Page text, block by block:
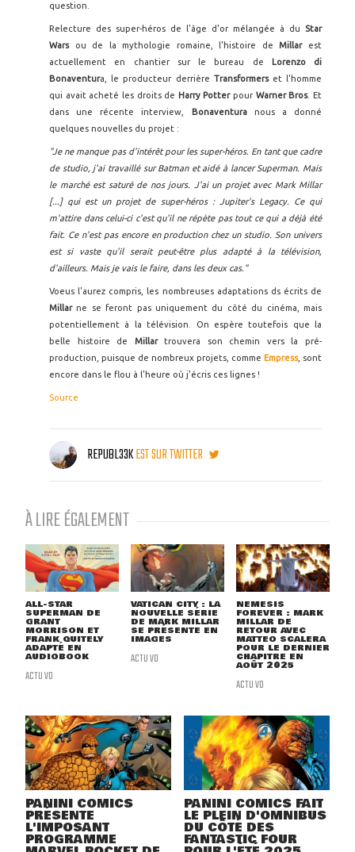
question.
Relecture des super-héros de l'âge d'or mélangée à du Star
Warsou de la mythologie romaine, l'histoire deMillar est
actuellement en chantier sur le bureau de Lorenzo di
Bonaventura, le producteur derrière Transformers et l'homme
qui avait acheté les droits de Harry Potterpour Warner Bros. Et
dans une récente interview,
Bonaventura nous a donné
quelques nouvelles du projet :
"Je ne manque pas d'intérêt pour les super-héros. En tant que cadre
de studio, j'ai travaillé sur Batman et aidé à lancer Superman. Mais
le marché est saturé de nos jours. J'ai un projet avec Mark Millar
[...] qui est un projet de super-héros : Jupiter's Legacy. Ce qui
m'attire dans celui-ci c'est qu'il ne répète pas tout ce qui a déjà été
fait. Ce n'est pas encore en production chez un studio. Son univers
est si vaste qu'il serait peut-être plus adapté à la télévision,
d'ailleurs. Mais je vais le faire, dans les deux cas."
Voeus l'aurez compris, les nombreuses adaptations ds écrits de
Millarne se feront pas uniquement du côté du cinéma, mais
potentiellement à la télévision. On espère toutefois que la
belle histoire de Millartrouvera son chemin vers la pré-
production, puisque de nombreux projets, comme Empress, sont
encore dans le flou à l'heure où j'écris ces lignes !
Source
REPUBL33KEST SUR TWITTER
À LIRE ÉGALEMENT
ALL-STAR
SUPERMAN DE
GRANT
MORRISON ET
FRANK QUITELY
ADAPTÉ EN
AUDIOBOOK
ACTU VO
VATICAN CITY : LA
NOUVELLE SÉRIE
DE MARK MILLAR
SE PRÉSENTE EN
IMAGES
ACTU VO
NEMESIS
FOREVER : MARK
MILLAR DE
RETOUR AVEC
MATTEO SCALERA
POUR LE DERNIER
CHAPITRE EN
AOÛT 2025
ACTU VO
PANINI COMICS
PRÉSENTE
L'IMPOSANT
PROGRAMME
PANINI COMICS FAIT
LE PLEIN D'OMNIBUS
DU CÔTÉ DES
FANTASTIC FOUR